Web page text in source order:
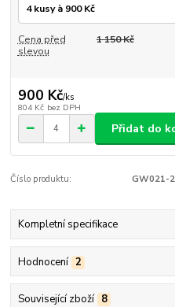
Cena před
slevou
1 150 Kč
900 Kč/ks
804 Kč bez DPH
Přidat do
Číslo produktu: GW021-2
Kompletní specifikace
Hodnocení 2
Související zboží 8